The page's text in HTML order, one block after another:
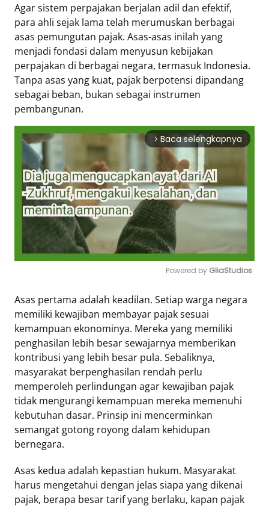
Agar sistem perpajakan berjalan adil dan efektif,
para ahli sejak lama telah merumuskan berbagai
asas pemungutan pajak. Asas-asas inilah yang
menjadi fondasi dalam menyusun kebijakan
perpajakan di berbagai negara, termasuk Indonesia.
Tanpa asas yang kuat, pajak berpotensi dipandang
sebagai beban, bukan sebagai instrumen
pembangunan.
arrow_forward_ios Baca selengkapnya
Powered by GliaStudios
Asas pertama adalah keadilan. Setiap warga negara
memiliki kewajiban membayar pajak sesuai
kemampuan ekonominya. Mereka yang memiliki
penghasilan lebih besar sewajarnya memberikan
kontribusi yang lebih besar pula. Sebaliknya,
masyarakat berpenghasilan rendah perlu
memperoleh perlindungan agar kewajiban pajak
tidak mengurangi kemampuan mereka memenuhi
kebutuhan dasar. Prinsip ini mencerminkan
semangat gotong royong dalam kehidupan
bernegara.
Asas kedua adalah kepastian hukum. Masyarakat
harus mengetahui dengan jelas siapa yang dikenai
pajak, berapa besar tarif yang berlaku, kapan pajak